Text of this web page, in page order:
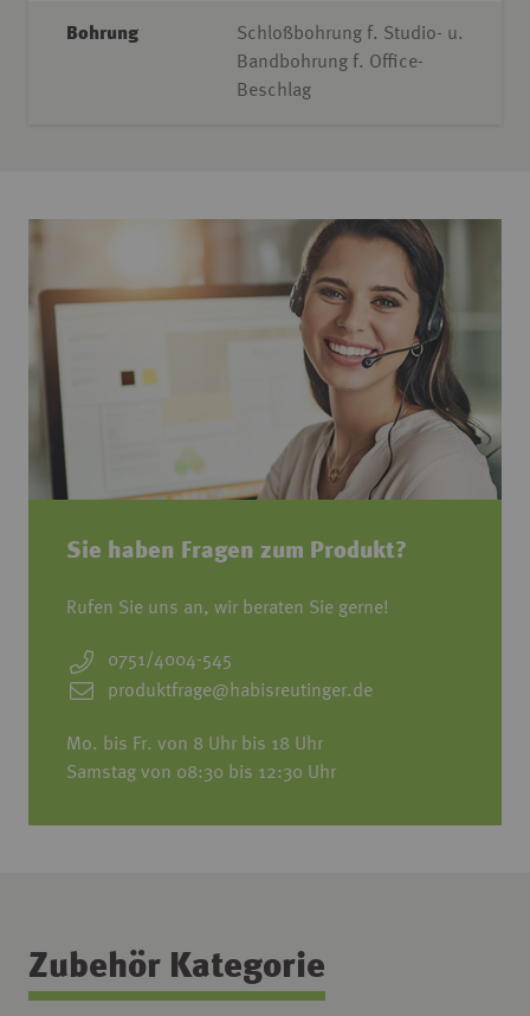
Sie haben Fragen zum Produkt?
Rufen Sie uns an, wir beraten Sie gerne!
0751/4004-545
produktfrage@habisreutinger.de
Mo. bis Fr. von 8 Uhr bis 18 Uhr
Samstag von 08:30 bis 12:30 Uhr
Bohrung
Schloßbohrung f. Studio- u.
Bandbohrung f. Office-
Beschlag
Zubehör Kategorie